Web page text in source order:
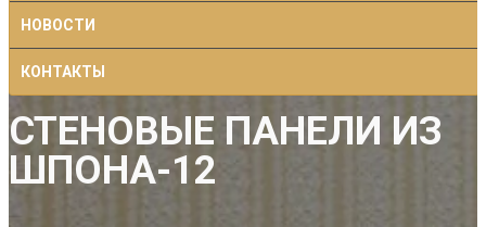
НОВОСТИ
КОНТАКТЫ
СТЕНОВЫЕ ПАНЕЛИ ИЗ
ШПОНА-12